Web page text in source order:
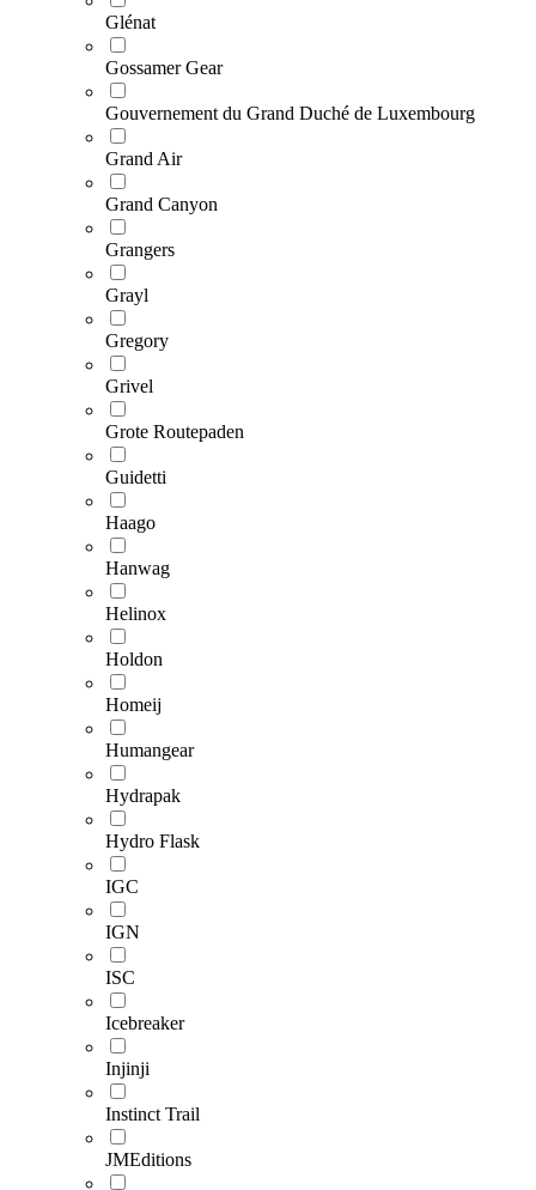
Glénat
Gossamer Gear
Gouvernement du Grand Duché de Luxembourg
Grand Air
Grand Canyon
Grangers
Grayl
Gregory
Grivel
Grote Routepaden
Guidetti
Haago
Hanwag
Helinox
Holdon
Homeij
Humangear
Hydrapak
Hydro Flask
IGC
IGN
ISC
Icebreaker
Injinji
Instinct Trail
JMEditions